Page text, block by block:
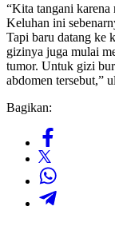
“Kita tangani karena
Keluhan ini
Tapi baru datang ke
gizinya juga mulai
tumor. Untuk gizi
abdomen tersebut,”
Bagikan: